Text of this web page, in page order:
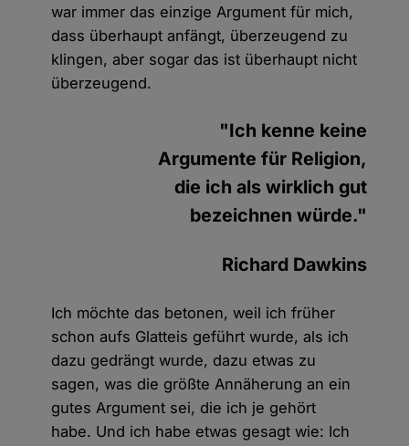
war immer das einzige Argument für mich,
dass überhaupt anfängt, überzeugend zu
klingen, aber sogar das ist überhaupt nicht
überzeugend.
"Ich kenne keine
Argumente für Religion,
die ich als wirklich gut
bezeichnen würde."
Richard Dawkins
Ich möchte das betonen, weil ich früher
schon aufs Glatteis geführt wurde, als ich
dazu gedrängt wurde, dazu etwas zu
sagen, was die größte Annäherung an ein
gutes Argument sei, die ich je gehört
habe. Und ich habe etwas gesagt wie: Ich